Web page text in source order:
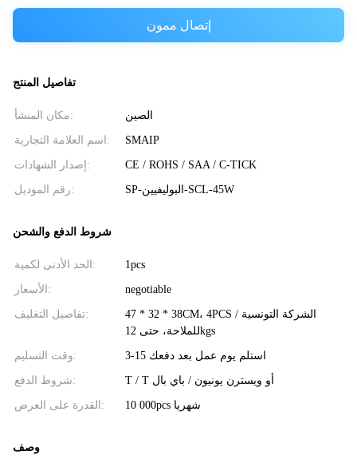
إتصال ممون
تفاصيل المنتج
مكان المنشأ: الصين
اسم العلامة التجارية: SMAIP
إصدار الشهادات: CE / ROHS / SAA / C-TICK
رقم الموديل: SP-البوليفيين-SCL-45W
شروط الدفع والشحن
الحد الأدنى لكمية: 1pcs
الأسعار: negotiable
تفاصيل التغليف:
47 * 32 * 38CM، 4PCS / الشركة التونسية
للملاحة، حتى 12kgs
وقت التسليم: 3-15 استلم يوم عمل بعد دفعك
شروط الدفع: T / T أو ويسترن يونيون / باي بال
القدرة على العرض: 10 000pcs شهريا
وصف